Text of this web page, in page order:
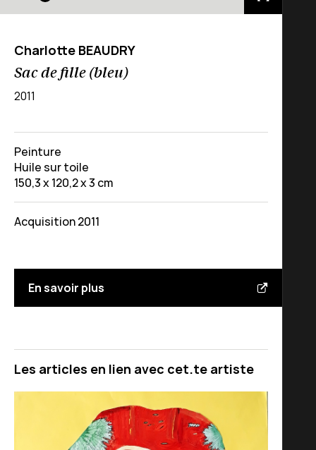
Charlotte BEAUDRY
Sac de fille (bleu)
2011
Peinture
Huile sur toile
150,3 x 120,2 x 3 cm
Acquisition 2011
En savoir plus
Les articles en lien avec cet.te artiste